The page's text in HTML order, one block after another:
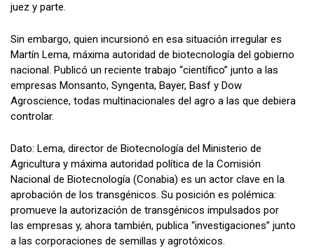
juez y parte.
Sin embargo, quien incursionó en esa situación irregular es
Martín Lema, máxima autoridad de biotecnología del gobierno
nacional. Publicó un reciente trabajo “científico” junto a las
empresas Monsanto, Syngenta, Bayer, Basf y Dow
Agroscience, todas multinacionales del agro a las que debiera
controlar.
Dato: Lema, director de Biotecnología del Ministerio de
Agricultura y máxima autoridad política de la Comisión
Nacional de Biotecnología (Conabia) es un actor clave en la
aprobación de los transgénicos. Su posición es polémica:
promueve la autorización de transgénicos impulsados por
las empresas y, ahora también, publica “investigaciones” junto
a las corporaciones de semillas y agrotóxicos.